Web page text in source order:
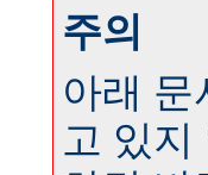
주의
아래 문
고 있